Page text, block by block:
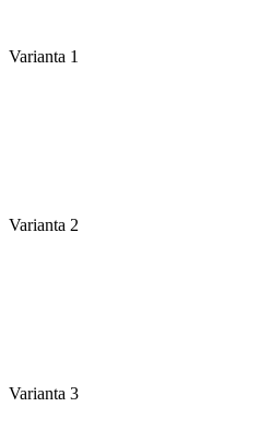
Varianta 1
Varianta 2
Varianta 3